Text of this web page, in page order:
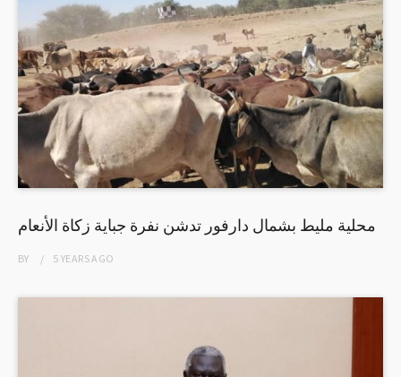
محلية مليط بشمال دارفور تدشن نفرة جباية زكاة الأنعام
BY 5 YEARSAGO